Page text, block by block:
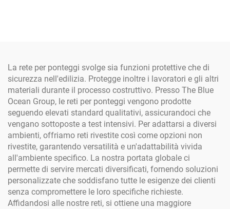
La rete per ponteggi svolge sia funzioni protettive che di
sicurezza nell'edilizia. Protegge inoltre i lavoratori e gli altri
materiali durante il processo costruttivo. Presso The Blue
Ocean Group, le reti per ponteggi vengono prodotte
seguendo elevati standard qualitativi, assicurandoci che
vengano sottoposte a test intensivi. Per adattarsi a diversi
ambienti, offriamo reti rivestite così come opzioni non
rivestite, garantendo versatilità e un'adattabilità vivida
all'ambiente specifico. La nostra portata globale ci
permette di servire mercati diversificati, fornendo soluzioni
personalizzate che soddisfano tutte le esigenze dei clienti
senza compromettere le loro specifiche richieste.
Affidandosi alle nostre reti, si ottiene una maggiore